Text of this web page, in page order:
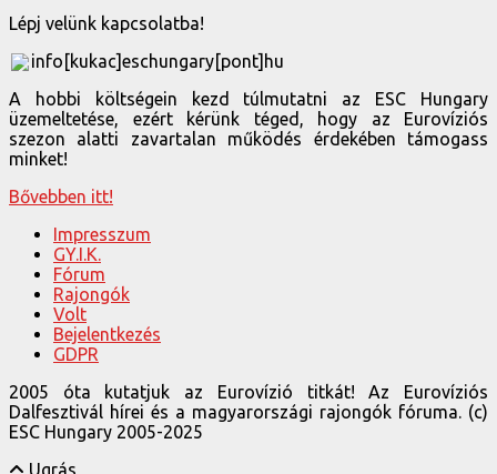
Lépj velünk kapcsolatba!
info[kukac]eschungary[pont]hu
A hobbi költségein kezd túlmutatni az ESC Hungary
üzemeltetése, ezért kérünk téged, hogy az Eurovíziós
szezon alatti zavartalan működés érdekében támogass
minket!
Bővebben itt!
Impresszum
GY.I.K.
Fórum
Rajongók
Volt
Bejelentkezés
GDPR
2005 óta kutatjuk az Eurovízió titkát! Az Eurovíziós
Dalfesztivál hírei és a magyarországi rajongók fóruma. (c)
ESC Hungary 2005-2025
Ugrás